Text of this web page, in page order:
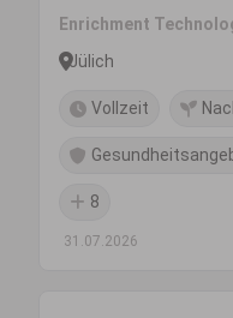
Enrichment
Jülich
Vollzeit
8
31.07.2026